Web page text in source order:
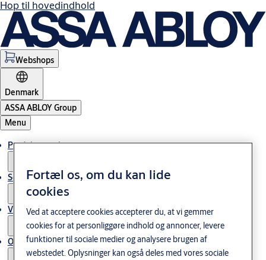
Hop til hovedindhold
Webshops
Denmark
ASSA ABLOY Group
Menu
Produkter og løsninger
Service
Viden og cases
Om os
Fortæl os, om du kan lide
cookies
Ved at acceptere cookies accepterer du, at vi gemmer
cookies for at personliggøre indhold og annoncer, levere
funktioner til sociale medier og analysere brugen af
webstedet. Oplysninger kan også deles med vores sociale